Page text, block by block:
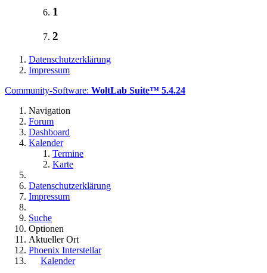
1
2
Datenschutzerklärung
Impressum
Community-Software: WoltLab Suite™ 5.4.24
Navigation
Forum
Dashboard
Kalender
Termine
Karte
Datenschutzerklärung
Impressum
Suche
Optionen
Aktueller Ort
Phoenix Interstellar
Kalender